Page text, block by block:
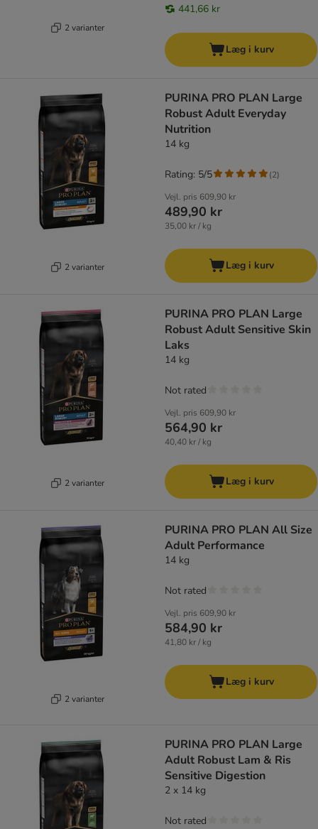
2 varianter
441,66 kr
Læg i kurv
2 varianter
PURINA PRO PLAN Large
Robust Adult Everyday
Nutrition
14 kg
Vejl. pris 609,90 kr
489,90 kr
35,00 kr / kg
Rating: 5/5 (2)
Læg i kurv
2 varianter
PURINA PRO PLAN Large
Robust Adult Sensitive Skin
Laks
14 kg
Vejl. pris 609,90 kr
564,90 kr
40,40 kr / kg
Not rated
Læg i kurv
2 varianter
PURINA PRO PLAN All Size
Adult Performance
14 kg
Vejl. pris 609,90 kr
584,90 kr
41,80 kr / kg
Not rated
Læg i kurv
PURINA PRO PLAN Large
Adult Robust Lam & Ris
Sensitive Digestion
2 x 14 kg
Not rated